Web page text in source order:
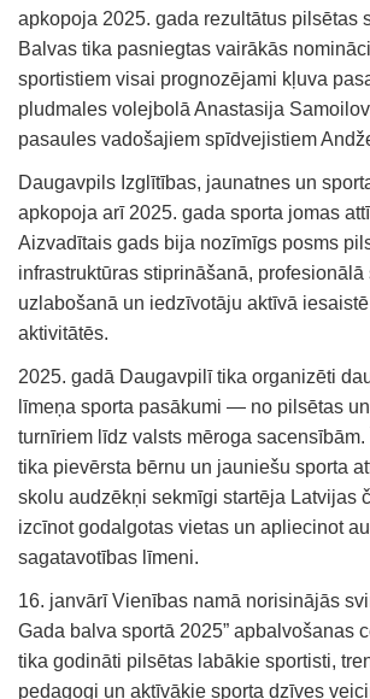
apkopoja 2025. gada rezultātus pilsētas
Balvas tika pasniegtas vairākās
sportistiem visai prognozējami kļuva
pludmales volejbolā Anastasija
pasaules vadošajiem spīdvejistiem
Daugavpils Izglītības, jaunatnes un
apkopoja arī 2025. gada sporta jomas
Aizvadītais gads bija nozīmīgs posms
infrastruktūras stiprināšanā, profesionālā
uzlabošanā un iedzīvotāju aktīvā
aktivitātēs.
2025. gadā Daugavpilī tika organizēti
līmeņa sporta pasākumi — no pilsētas
turnīriem līdz valsts mēroga
tika pievērsta bērnu un jauniešu sporta
skolu audzēkņi sekmīgi startēja Latvijas
izcīnot godalgotas vietas un apliecinot
sagatavotības līmeni.
16. janvārī Vienības namā norisinājās
Gada balva sportā 2025” apbalvošanas
tika godināti pilsētas labākie sportisti,
pedagogi un aktīvākie sporta dzīves